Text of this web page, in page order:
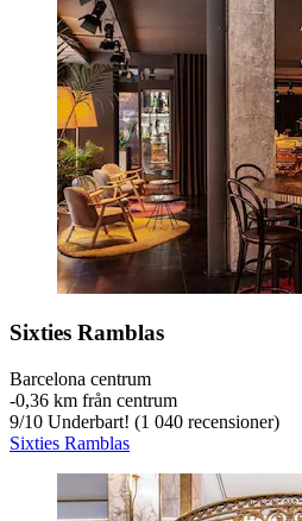
Sixties Ramblas
Barcelona centrum
‐0,36 km från centrum
9/10 Underbart! (1 040 recensioner)
Sixties Ramblas